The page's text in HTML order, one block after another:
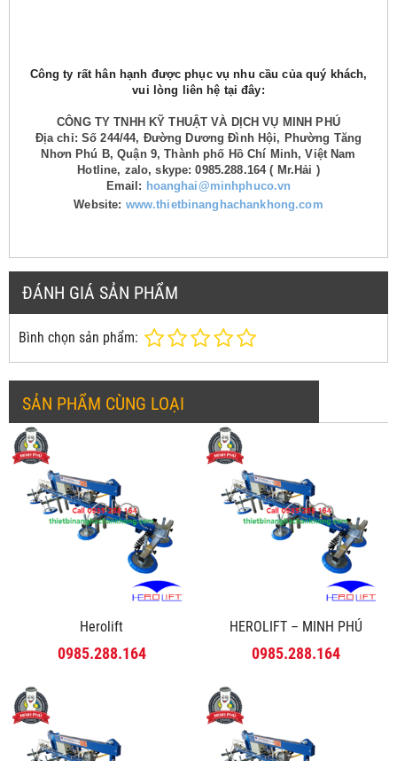
Công ty rất hân hạnh được phục vụ nhu cầu của quý khách,
vui lòng liên hệ tại đây:
CÔNG TY TNHH KỸ THUẬT VÀ DỊCH VỤ MINH PHÚ
Địa chỉ: Số 244/44, Đường Dương Đình Hội, Phường Tăng
Nhơn Phú B, Quận 9, Thành phố Hồ Chí Minh, Việt Nam
Hotline, zalo, skype: 0985.288.164 ( Mr.Hải )
Email: hoanghai@minhphuco.vn
Website: www.thietbinanghachankhong.com
ĐÁNH GIÁ SẢN PHẨM
Bình chọn sản phẩm:
SẢN PHẨM CÙNG LOẠI
Herolift
0985.288.164
HEROLIFT – MINH PHÚ
0985.288.164